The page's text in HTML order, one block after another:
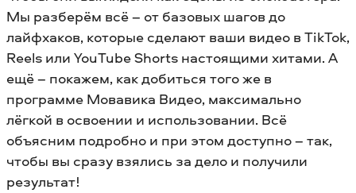
Мы разберём всё – от базовых шагов до
лайфхаков, которые сделают ваши видео в TikTok,
Reels или YouTube Shorts настоящими хитами. А
ещё – покажем, как добиться того же в
программе Мовавика Видео, максимально
лёгкой в освоении и использовании. Всё
объясним подробно и при этом доступно – так,
чтобы вы сразу взялись за дело и получили
результат!